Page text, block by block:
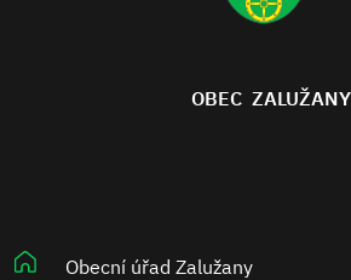
OBEC ZALUŽANY
Obecní úřad Zalužany